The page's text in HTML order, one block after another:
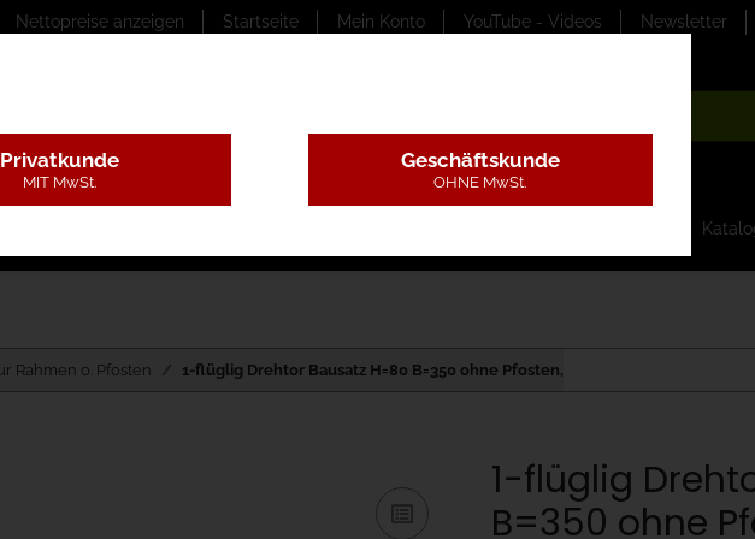
Nettopreise anzeigen Startseite Mein Konto YouTube - Videos Newsletter
Rahmen o. Pfosten 1-flüglig Drehtor Bausatz H=80 B=350 ohne Pfosten,
1-flüglig
B=350 ohne
Privatkunde
MIT MwSt.
Geschäftskunde
OHNE MwSt.